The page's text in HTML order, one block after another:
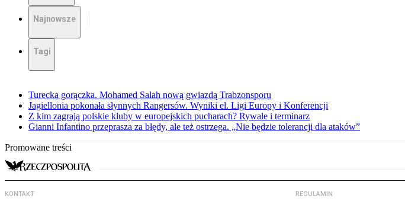
Najnowsze
Tagi
Turecka gorączka. Mohamed Salah nową gwiazdą Trabzonsporu
Jagiellonia pokonała słynnych Rangersów. Wyniki el. Ligi Europy i Konferencji
Z kim zagrają polskie kluby w europejskich pucharach? Rywale i terminarz
Gianni Infantino przeprasza za błędy, ale też ostrzega. „Nie będzie tolerancji dla ataków”
Promowane treści
KONTAKT REGULAMIN